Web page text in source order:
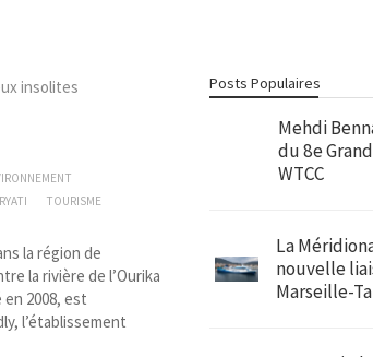
insolites
TOURISME
la région de
la rivière de l’Ourika
2008, est
l’établissement
Posts Populaires
Mehdi
du 8e
WTCC
La
nouvelle
Marseille-